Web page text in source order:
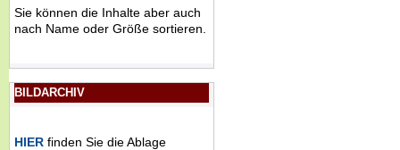
Sie können die Inhalte aber auch
nach Name oder Größe sortieren.
BILDARCHIV
HIER finden Sie die Ablage